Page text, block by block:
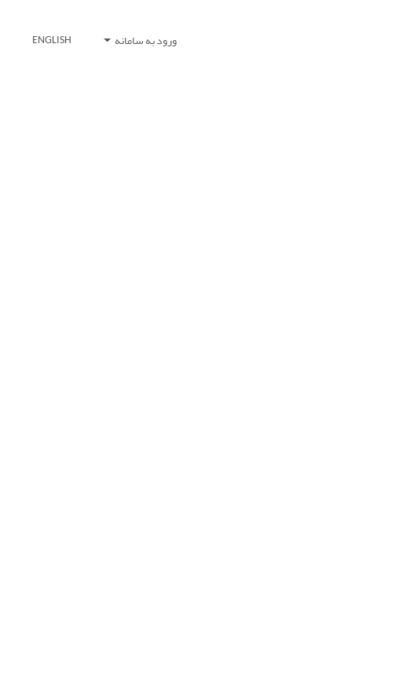
ورود به سامانه ENGLISH